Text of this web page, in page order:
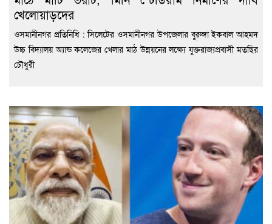
খেলোয়াড়দের
ওসমানীনগর প্রতিনিধি : সিলেটের ওসমানীনগর উপজেলার বুরুঙ্গা ইকবাল আহমদ
উচ্চ বিদ্যালয় অ্যান্ড কলেজের খেলার মাঠ উন্নয়নের লক্ষ্যে যুক্তরাজ্যপ্রবাসী মতছির
চৌধুরী